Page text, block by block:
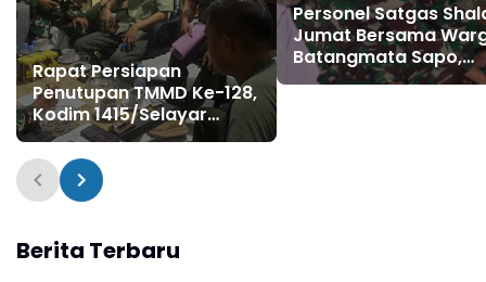
Rapat Persiapan
Penutupan TMMD Ke-128,
Kodim 1415/Selayar
Matangkan Kunjungan
Pangdam
XIV/Hasanuddin
Personel Satgas
Jumat Bersama
Batangmata Sapo,
Pererat Silaturahmi
Berita Terbaru